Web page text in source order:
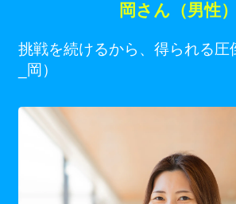
岡さん（男性）
挑戦を続けるから、得られる圧
_岡）